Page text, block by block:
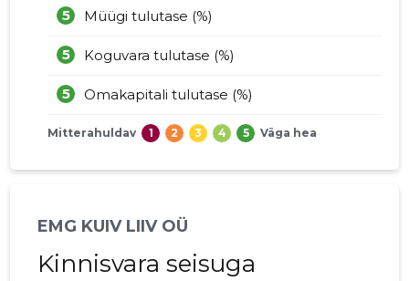
Müügi tulutase (%)
5
Koguvara tulutase (%)
5
Omakapitali tulutase (%)
5
Mitterahuldav 1 2 3 4 5 Väga hea
EMG KUIV LIIV OÜ
Kinnisvara seisuga